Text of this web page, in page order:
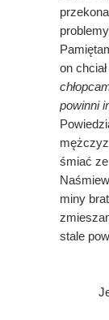
on
powinni
śmiać
miny
stale